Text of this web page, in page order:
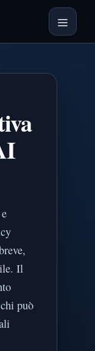
Menu
Il
può